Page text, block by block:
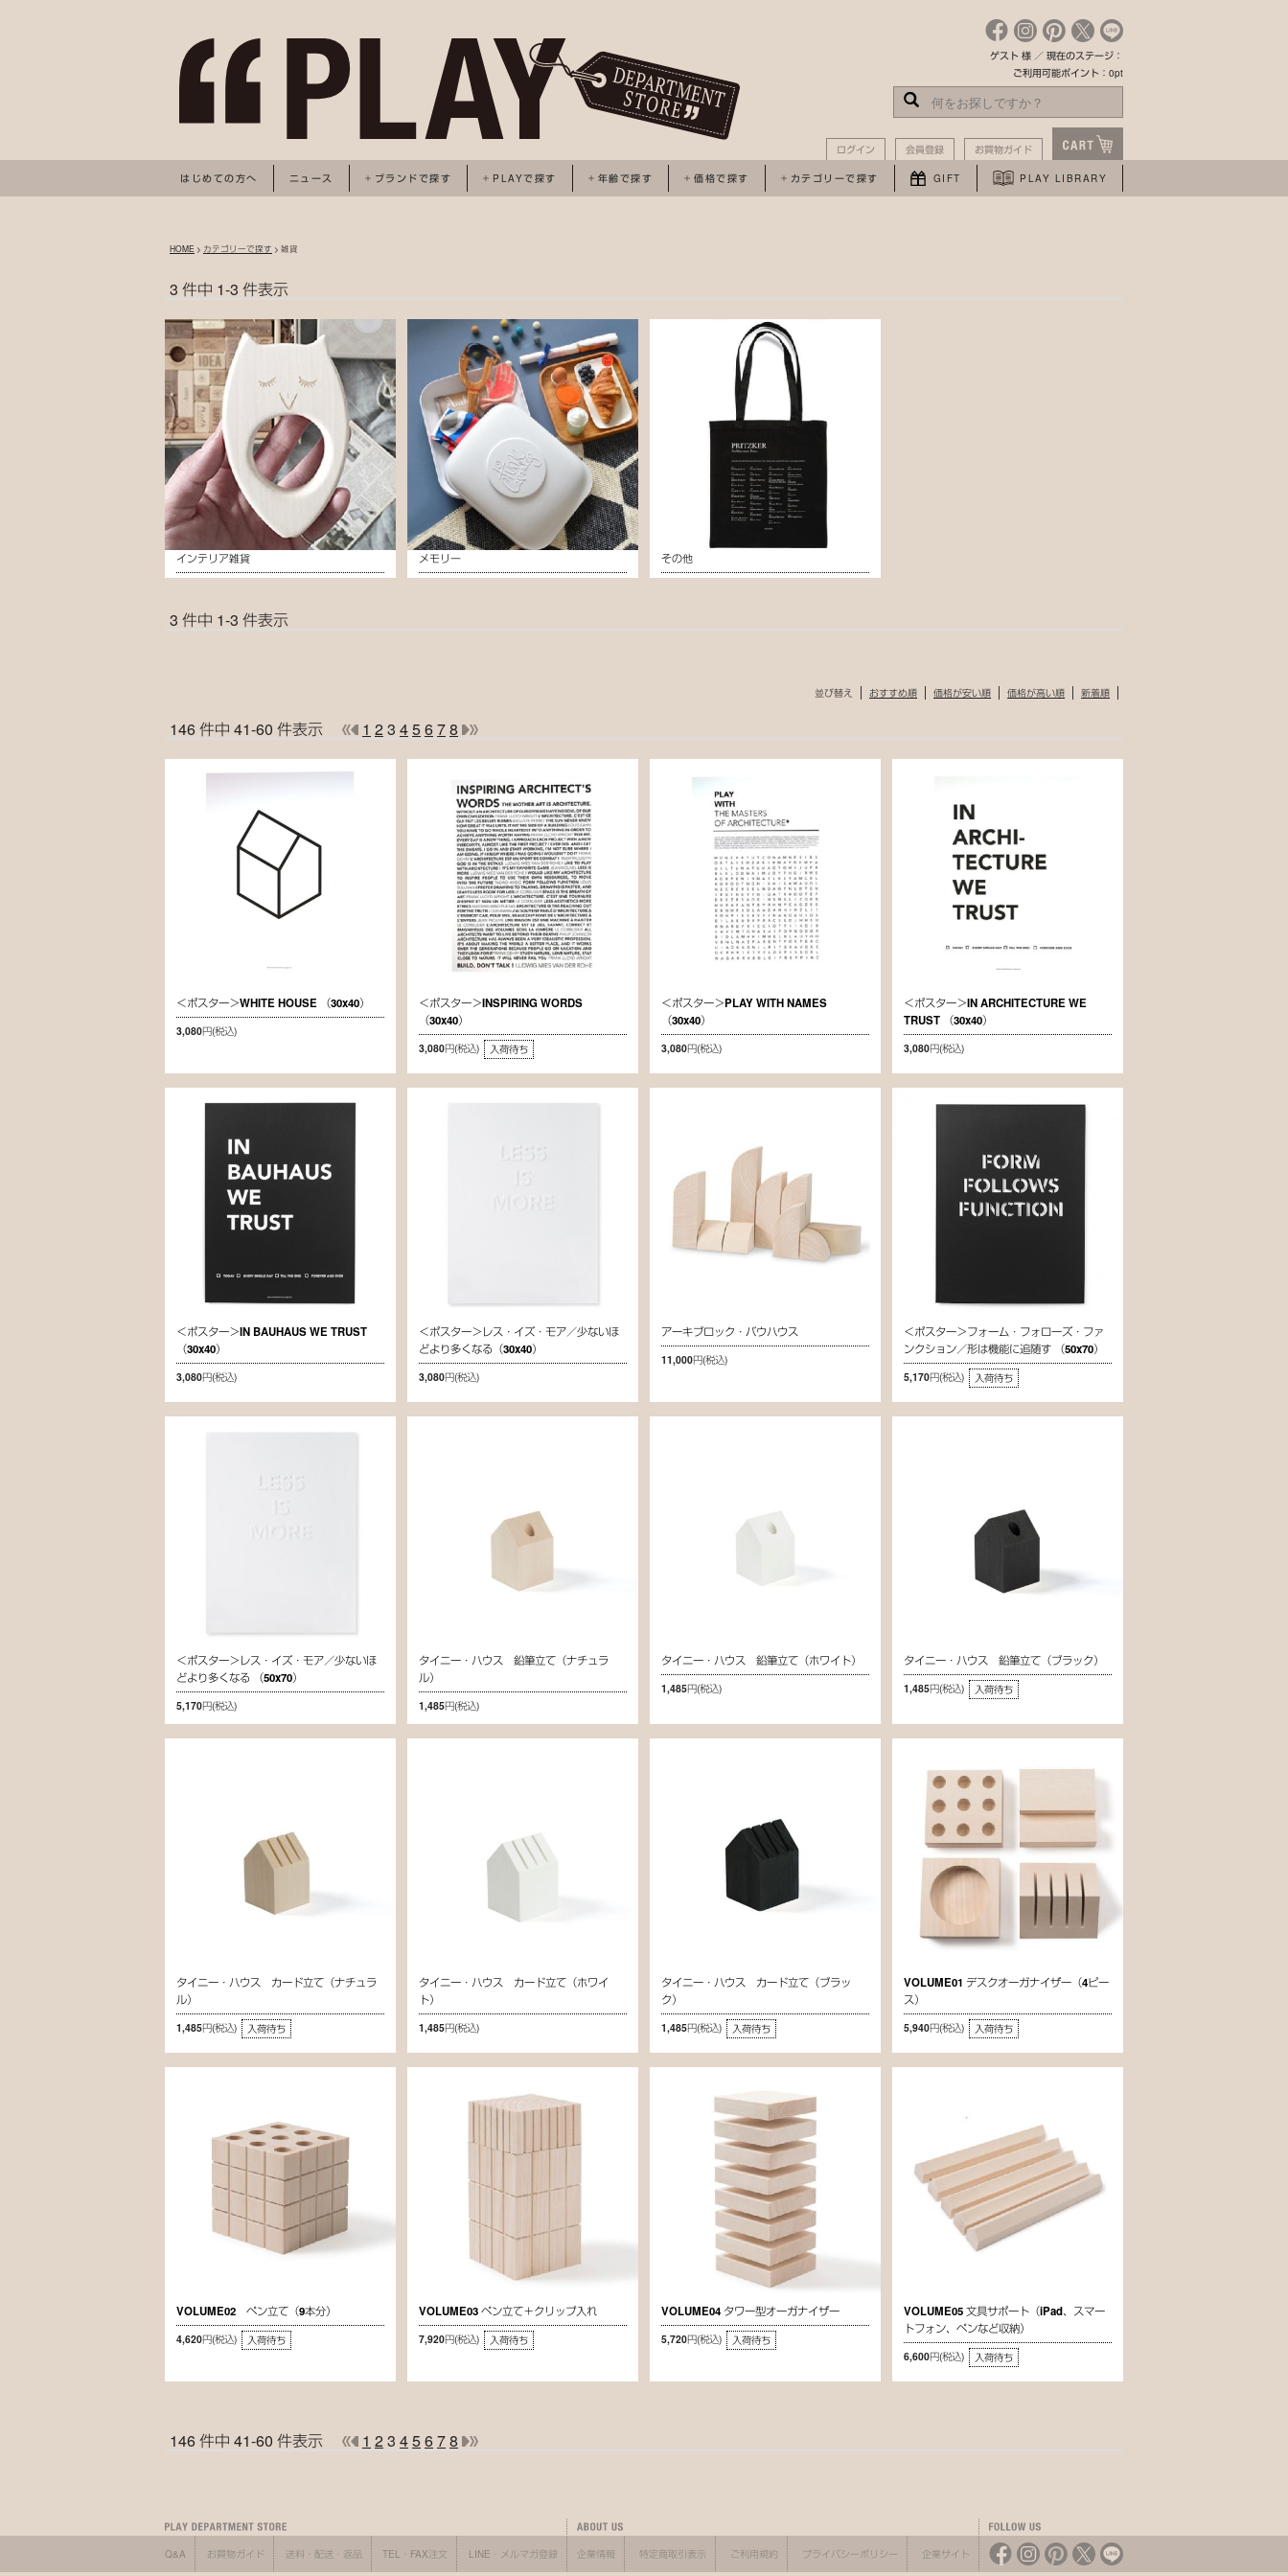
ゲスト 様 ／ 現在のステージ：
ご利用可能ポイント：0pt
ログイン 会員登録 お買物ガイド
はじめての方へ ニュース ブランドで探す PLAYで探す 年齢で探す 価格で探す カテゴリーで探す GIFT PLAY LIBRARY
HOME > カテゴリーで探す > 雑貨
3 件中 1-3 件表示
インテリア雑貨 メモリー その他
3 件中 1-3 件表示
並び替え おすすめ順 価格が安い順 価格が高い順 新着順
146 件中 41-60 件表示 1 2 3 45678
＜ポスター＞WHITE HOUSE （30x40）
3,080円(税込)
＜ポスター＞INSPIRING WORDS
（30x40）
3,080円(税込) 入荷待ち
＜ポスター＞PLAY WITH NAMES
（30x40）
3,080円(税込)
＜ポスター＞IN ARCHITECTURE WE
TRUST （30x40）
3,080円(税込)
＜ポスター＞IN BAUHAUS WE TRUST
（30x40）
3,080円(税込)
＜ポスター＞レス・イズ・モア／少ないほ
どより多くなる（30x40）
3,080円(税込)
アーキブロック・バウハウス
11,000円(税込)
＜ポスター＞フォーム・フォローズ・ファ
ンクション／形は機能に追随す （50x70）
5,170円(税込) 入荷待ち
＜ポスター＞レス・イズ・モア／少ないほ
どより多くなる （50x70）
5,170円(税込)
タイニー・ハウス 鉛筆立て（ナチュラ
ル）
1,485円(税込)
タイニー・ハウス 鉛筆立て（ホワイト）
1,485円(税込)
タイニー・ハウス 鉛筆立て（ブラック）
1,485円(税込) 入荷待ち
タイニー・ハウス カード立て（ナチュラ
ル）
1,485円(税込) 入荷待ち
タイニー・ハウス カード立て（ホワイ
ト）
1,485円(税込)
タイニー・ハウス カード立て（ブラッ
ク）
1,485円(税込) 入荷待ち
VOLUME01 デスクオーガナイザー（4ピー
ス）
5,940円(税込) 入荷待ち
VOLUME02 ペン立て（9本分）
4,620円(税込) 入荷待ち
VOLUME03 ペン立て＋クリップ入れ
7,920円(税込) 入荷待ち
VOLUME04 タワー型オーガナイザー
5,720円(税込) 入荷待ち
VOLUME05 文具サポート（iPad、スマー
トフォン、ペンなど収納）
6,600円(税込) 入荷待ち
146 件中 41-60 件表示 1 2 3 45678
Q&A お買物ガイド 送料・配送・返品 TEL・FAX注文 LINE・メルマガ登録 企業情報 特定商取引表示 ご利用規約 プライバシーポリシー 企業サイト